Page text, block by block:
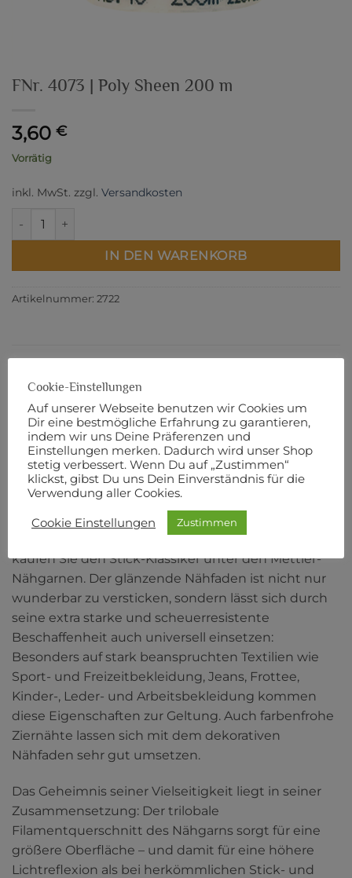
FNr. 4073 | Poly Sheen 200 m
3,60 €
Vorrätig
inkl. MwSt. zzgl. Versandkosten
IN DEN WARENKORB
Artikelnummer: 2722
BESCHREIBUNG
ZUSÄTZLICHE INFORMATIONEN
PRODUKTSICHERHEIT
POLY SHEEN No. 40
Robust, dekorativ und farbecht: Mit POLY SHEEN
kaufen Sie den Stick-Klassiker unter den Mettler-
Nähgarnen. Der glänzende Nähfaden ist nicht nur
wunderbar zu versticken, sondern lässt sich durch
seine extra starke und scheuerresistente
Beschaffenheit auch universell einsetzen:
Besonders auf stark beanspruchten Textilien wie
Sport- und Freizeitbekleidung, Jeans, Frottee,
Kinder-, Leder- und Arbeitsbekleidung kommen
diese Eigenschaften zur Geltung. Auch farbenfrohe
Ziernähte lassen sich mit dem dekorativen
Nähfaden sehr gut umsetzen.
Das Geheimnis seiner Vielseitigkeit liegt in seiner
Zusammensetzung: Der trilobale
Filamentquerschnitt des Nähgarns sorgt für eine
größere Oberfläche – und damit für eine höhere
Lichtreflexion als bei herkömmlichen Stick- und
Cookie-Einstellungen
Auf unserer Webseite benutzen wir Cookies um
Dir eine bestmögliche Erfahrung zu garantieren,
indem wir uns Deine Präferenzen und
Einstellungen merken. Dadurch wird unser Shop
stetig verbessert. Wenn Du auf „Zustimmen“
klickst, gibst Du uns Dein Einverständnis für die
Verwendung aller Cookies.
Cookie Einstellungen Zustimmen